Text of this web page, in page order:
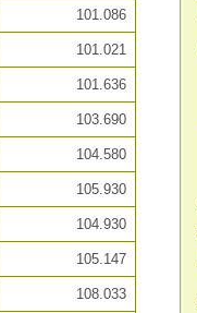
101.086
101.021
101.636
103.690
104.580
105.930
104.930
105.147
108.033